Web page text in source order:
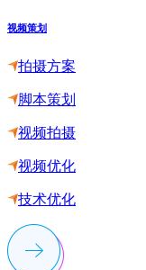
视频策划
拍摄方案
脚本策划
视频拍摄
视频优化
技术优化